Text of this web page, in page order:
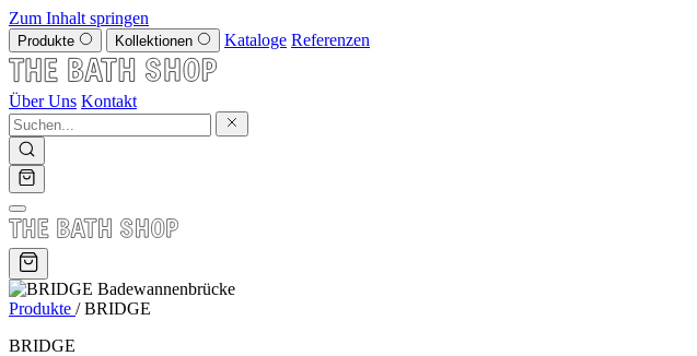
Zum Inhalt springen
Produkte Kollektionen Kataloge Referenzen
Über Uns Kontakt
Produkte / BRIDGE
BRIDGE